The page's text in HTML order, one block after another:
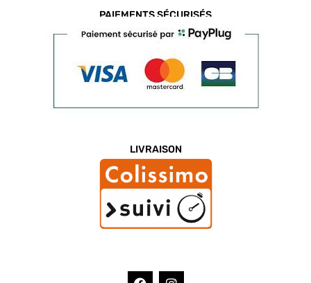
PAIEMENTS SÉCURISÉS
LIVRAISON